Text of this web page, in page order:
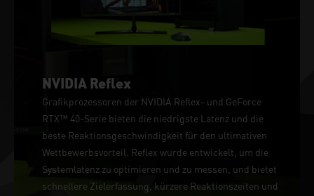
NVIDIA Reflex
Grafikprozessoren der NVIDIA Reflex- und GeForce
RTX™ 40-Serie bieten die niedrigste Latenz und die
beste Reaktionsgeschwindigkeit für den ultimativen
Wettbewerbsvorteil. Reflex wurde entwickelt, um die
Systemlatenz zu optimieren und zu messen, und bietet
schnellere Zielerfassung, kürzere Reaktionszeiten und